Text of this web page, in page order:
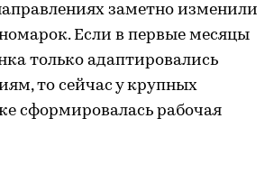
заметно изменили
Если в первые месяцы
только адаптировались
то сейчас у крупных
сформировалась рабочая